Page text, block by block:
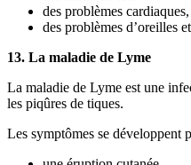
des problèmes
des problèmes d’oreilles
13. La maladie de Lyme
La maladie de Lyme est une
les piqûres de tiques.
Les symptômes se développent